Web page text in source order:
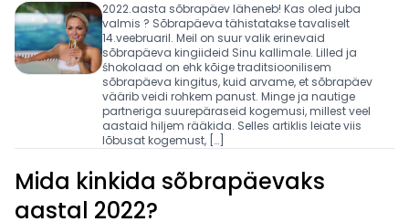
2022.aasta sõbrapäev läheneb! Kas oled juba
valmis ? Sõbrapäeva tähistatakse tavaliselt
14.veebruaril. Meil on suur valik erinevaid
sõbrapäeva kingiideid Sinu kallimale. Lilled ja
śhokolaad on ehk kõige traditsioonilisem
sõbrapäeva kingitus, kuid arvame, et sõbrapäev
väärib veidi rohkem panust. Minge ja nautige
partneriga suurepäraseid kogemusi, millest veel
aastaid hiljem rääkida. Selles artiklis leiate viis
lõbusat kogemust, […]
Mida kinkida sõbrapäevaks
aastal 2022?